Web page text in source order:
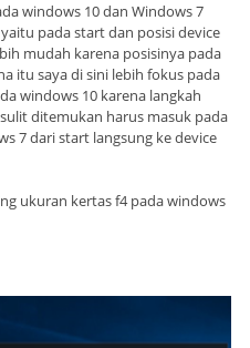
windows 10 dan Windows 7
pada start dan posisi device
mudah karena posisinya pada
itu saya di sini lebih fokus pada
windows 10 karena langkah
ditemukan harus masuk pada
7 dari start langsung ke device
ukuran kertas f4 pada windows